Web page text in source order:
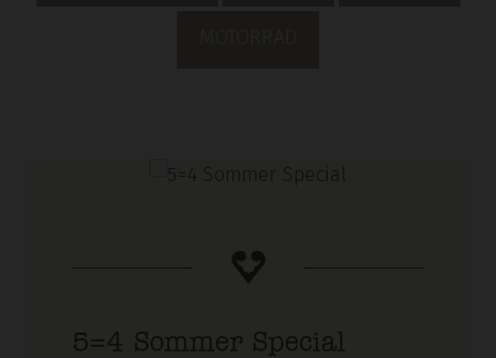
5=4 Sommer Special